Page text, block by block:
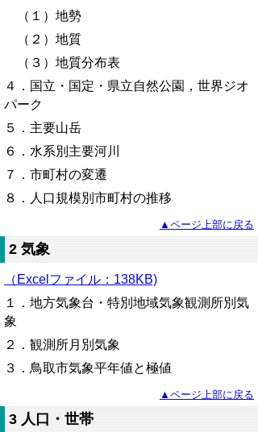
（１）地勢
（２）地質
（３）地質分布表
４．国立・国定・県立自然公園，世界ジオ
パーク
５
．主要山岳
６．水系別主要河川
７．市町村の変遷
８．人口規模別市町村の推移
▲ページ上部に戻る
2 気象
（Excelファイル：138KB)
１．地方気象台・特別地域気象観測所別気
象
２．観測所月別気象
３．鳥取市気象平年値と極値
▲ページ上部に戻る
3 人口・世帯